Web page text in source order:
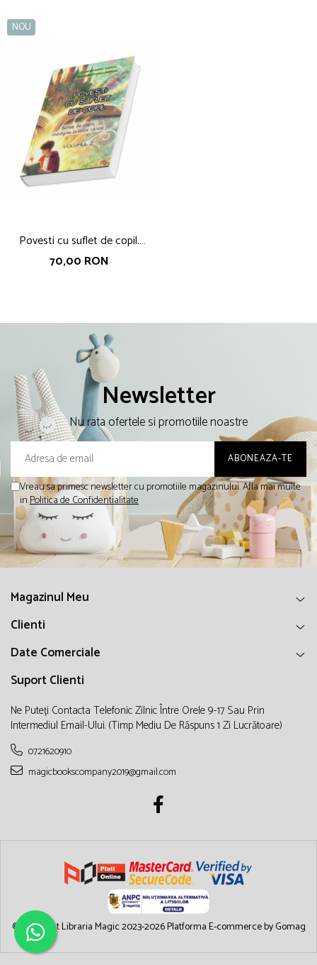
NOU
Povesti cu suflet de copil.
coordonator Nicoleta Fotau-
70,00 RON
Newsletter
Nu rata ofertele si promotiile noastre
Vreau sa primesc newsletter cu promotiile magazinului. Afla mai multe
inPolitica de Confidentialitate
Magazinul Meu
Clienti
Date Comerciale
Suport Clienti
Ne Puteți Contacta Telefonic Zilnic Între Orele 9-17 Sau Prin
Intermediul Email-Ului. (timp Mediu De Răspuns 1 Zi Lucrătoare)
0721620910
magicbookscompany2019@gmail.com
©Copyright Libraria Magic 2023-2026Platforma E-commerce by Gomag